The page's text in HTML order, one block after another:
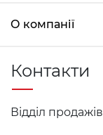
О компанії
Контакти
Відділ продажів